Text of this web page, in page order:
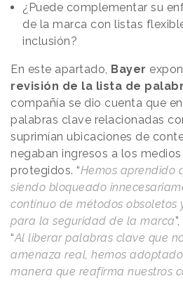
¿Puede complementar su
de la marca con listas
inclusión?
En este apartado, Bayer
revisión de la lista de
compañía se dio cuenta que
palabras clave relacionadas
suprimían ubicaciones de
negaban ingresos a los
protegidos. “Hemos aprendido
siendo bloqueado
continuo de métodos obsoletos
para la seguridad de la marca
“Al liberar palabras clave que
amenaza real, hemos
manera que reafirma nuestros